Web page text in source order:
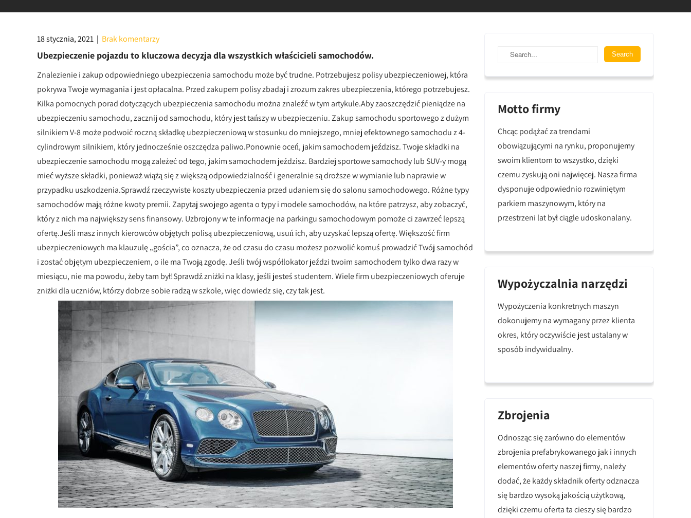
18 stycznia, 2021 | Brak komentarzy
Ubezpieczenie pojazdu to kluczowa decyzja dla wszystkich właścicieli samochodów.
Znalezienie i zakup odpowiedniego ubezpieczenia samochodu może być trudne. Potrzebujesz polisy ubezpieczeniowej, która
pokrywa Twoje wymagania i jest opłacalna. Przed zakupem polisy zbadaj i zrozum zakres ubezpieczenia, którego potrzebujesz.
Kilka pomocnych porad dotyczących ubezpieczenia samochodu można znaleźć w tym artykule.Aby zaoszczędzić pieniądze na
ubezpieczeniu samochodu, zacznij od samochodu, który jest tańszy w ubezpieczeniu. Zakup samochodu sportowego z dużym
silnikiem V-8 może podwoić roczną składkę ubezpieczeniową w stosunku do mniejszego, mniej efektownego samochodu z 4-
cylindrowym silnikiem, który jednocześnie oszczędza paliwo.Ponownie oceń, jakim samochodem jeździsz. Twoje składki na
ubezpieczenie samochodu mogą zależeć od tego, jakim samochodem jeździsz. Bardziej sportowe samochody lub SUV-y mogą
mieć wyższe składki, ponieważ wiążą się z większą odpowiedzialność i generalnie są droższe w wymianie lub naprawie w
przypadku uszkodzenia.Sprawdź rzeczywiste koszty ubezpieczenia przed udaniem się do salonu samochodowego. Różne typy
samochodów mają różne kwoty premii. Zapytaj swojego agenta o typy i modele samochodów, na które patrzysz, aby zobaczyć,
który z nich ma największy sens finansowy. Uzbrojony w te informacje na parkingu samochodowym pomoże ci zawrzeć lepszą
ofertę.Jeśli masz innych kierowców objętych polisą ubezpieczeniową, usuń ich, aby uzyskać lepszą ofertę. Większość firm
ubezpieczeniowych ma klauzulę „gościa”, co oznacza, że ​​od czasu do czasu możesz pozwolić komuś prowadzić Twój samochód
i zostać objętym ubezpieczeniem, o ile ma Twoją zgodę. Jeśli twój współlokator jeździ twoim samochodem tylko dwa razy w
miesiącu, nie ma powodu, żeby tam był!Sprawdź zniżki na klasy, jeśli jesteś studentem. Wiele firm ubezpieczeniowych oferuje
zniżki dla uczniów, którzy dobrze sobie radzą w szkole, więc dowiedz się, czy tak jest.
Motto firmy
Chcąc podążać za trendami
obowiązującymi na rynku, proponujemy
swoim klientom to wszystko, dzięki
czemu zyskują oni najwięcej. Nasza firma
dysponuje odpowiednio rozwiniętym
parkiem maszynowym, który na
przestrzeni lat był ciągle udoskonalany.
Wypożyczalnia narzędzi
Wypożyczenia konkretnych maszyn
dokonujemy na wymagany przez klienta
okres, który oczywiście jest ustalany w
sposób indywidualny.
Zbrojenia
Odnosząc się zarówno do elementów
zbrojenia prefabrykowanego jak i innych
elementów oferty naszej firmy, należy
dodać, że każdy składnik oferty odznacza
się bardzo wysoką jakością użytkową,
dzięki czemu oferta ta cieszy się bardzo